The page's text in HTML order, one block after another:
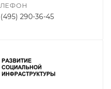
(495) 290-36-45